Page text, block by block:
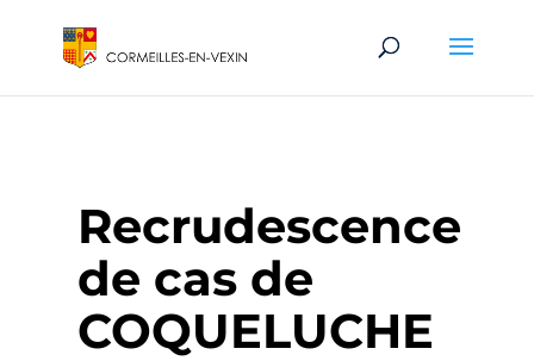
Recrudescence
de cas de
COQUELUCHE